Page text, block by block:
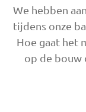
We hebben
tijdens onze
Hoe gaat het
op de bouw